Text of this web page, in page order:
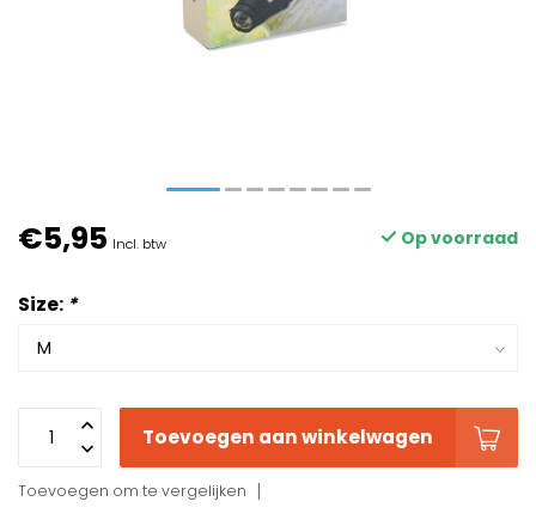
€5,95 Incl. btw Op voorraad
Size: *
Toevoegen aan winkelwagen
Toevoegen om te vergelijken